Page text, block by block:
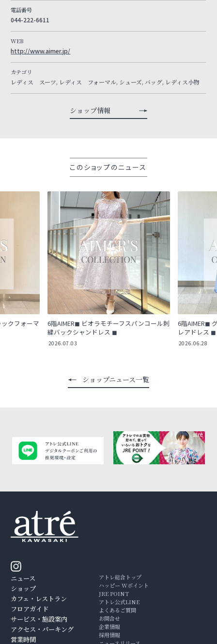
電話番号
044-222-6611
WEB
http://www.aimer.jp/
カテゴリ
レディス スーツ, レディス フォーマル, シューズ, バッグ, レディス小物
ショップ情報
このショップのニュース
クフォーマ
6階AIMER◼︎ ビオラモチーフスパンコール刺
繍バックシャンドレス ◼︎
2026.07.03
6階AIMER◼︎
レアドレス ◼︎
2026.06.28
ショップニュース一覧
ニュース
ショップ
カフェ・レストラン
フロアガイド
サービス・施設案内
アクセス・パーキング
営業時間
アトレ総合トップ
ハッピー Wポイント
JRE POINT
アトレ公式LINE
よくあるご質問
お問合せ
企業情報
採用情報